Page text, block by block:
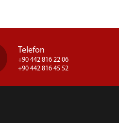
Telefon
+90 442 816 22 06
+90 442 816 45 52